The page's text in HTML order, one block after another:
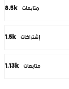
8.5k متابعات
1.5k إشتراكات
1.13k متابعات